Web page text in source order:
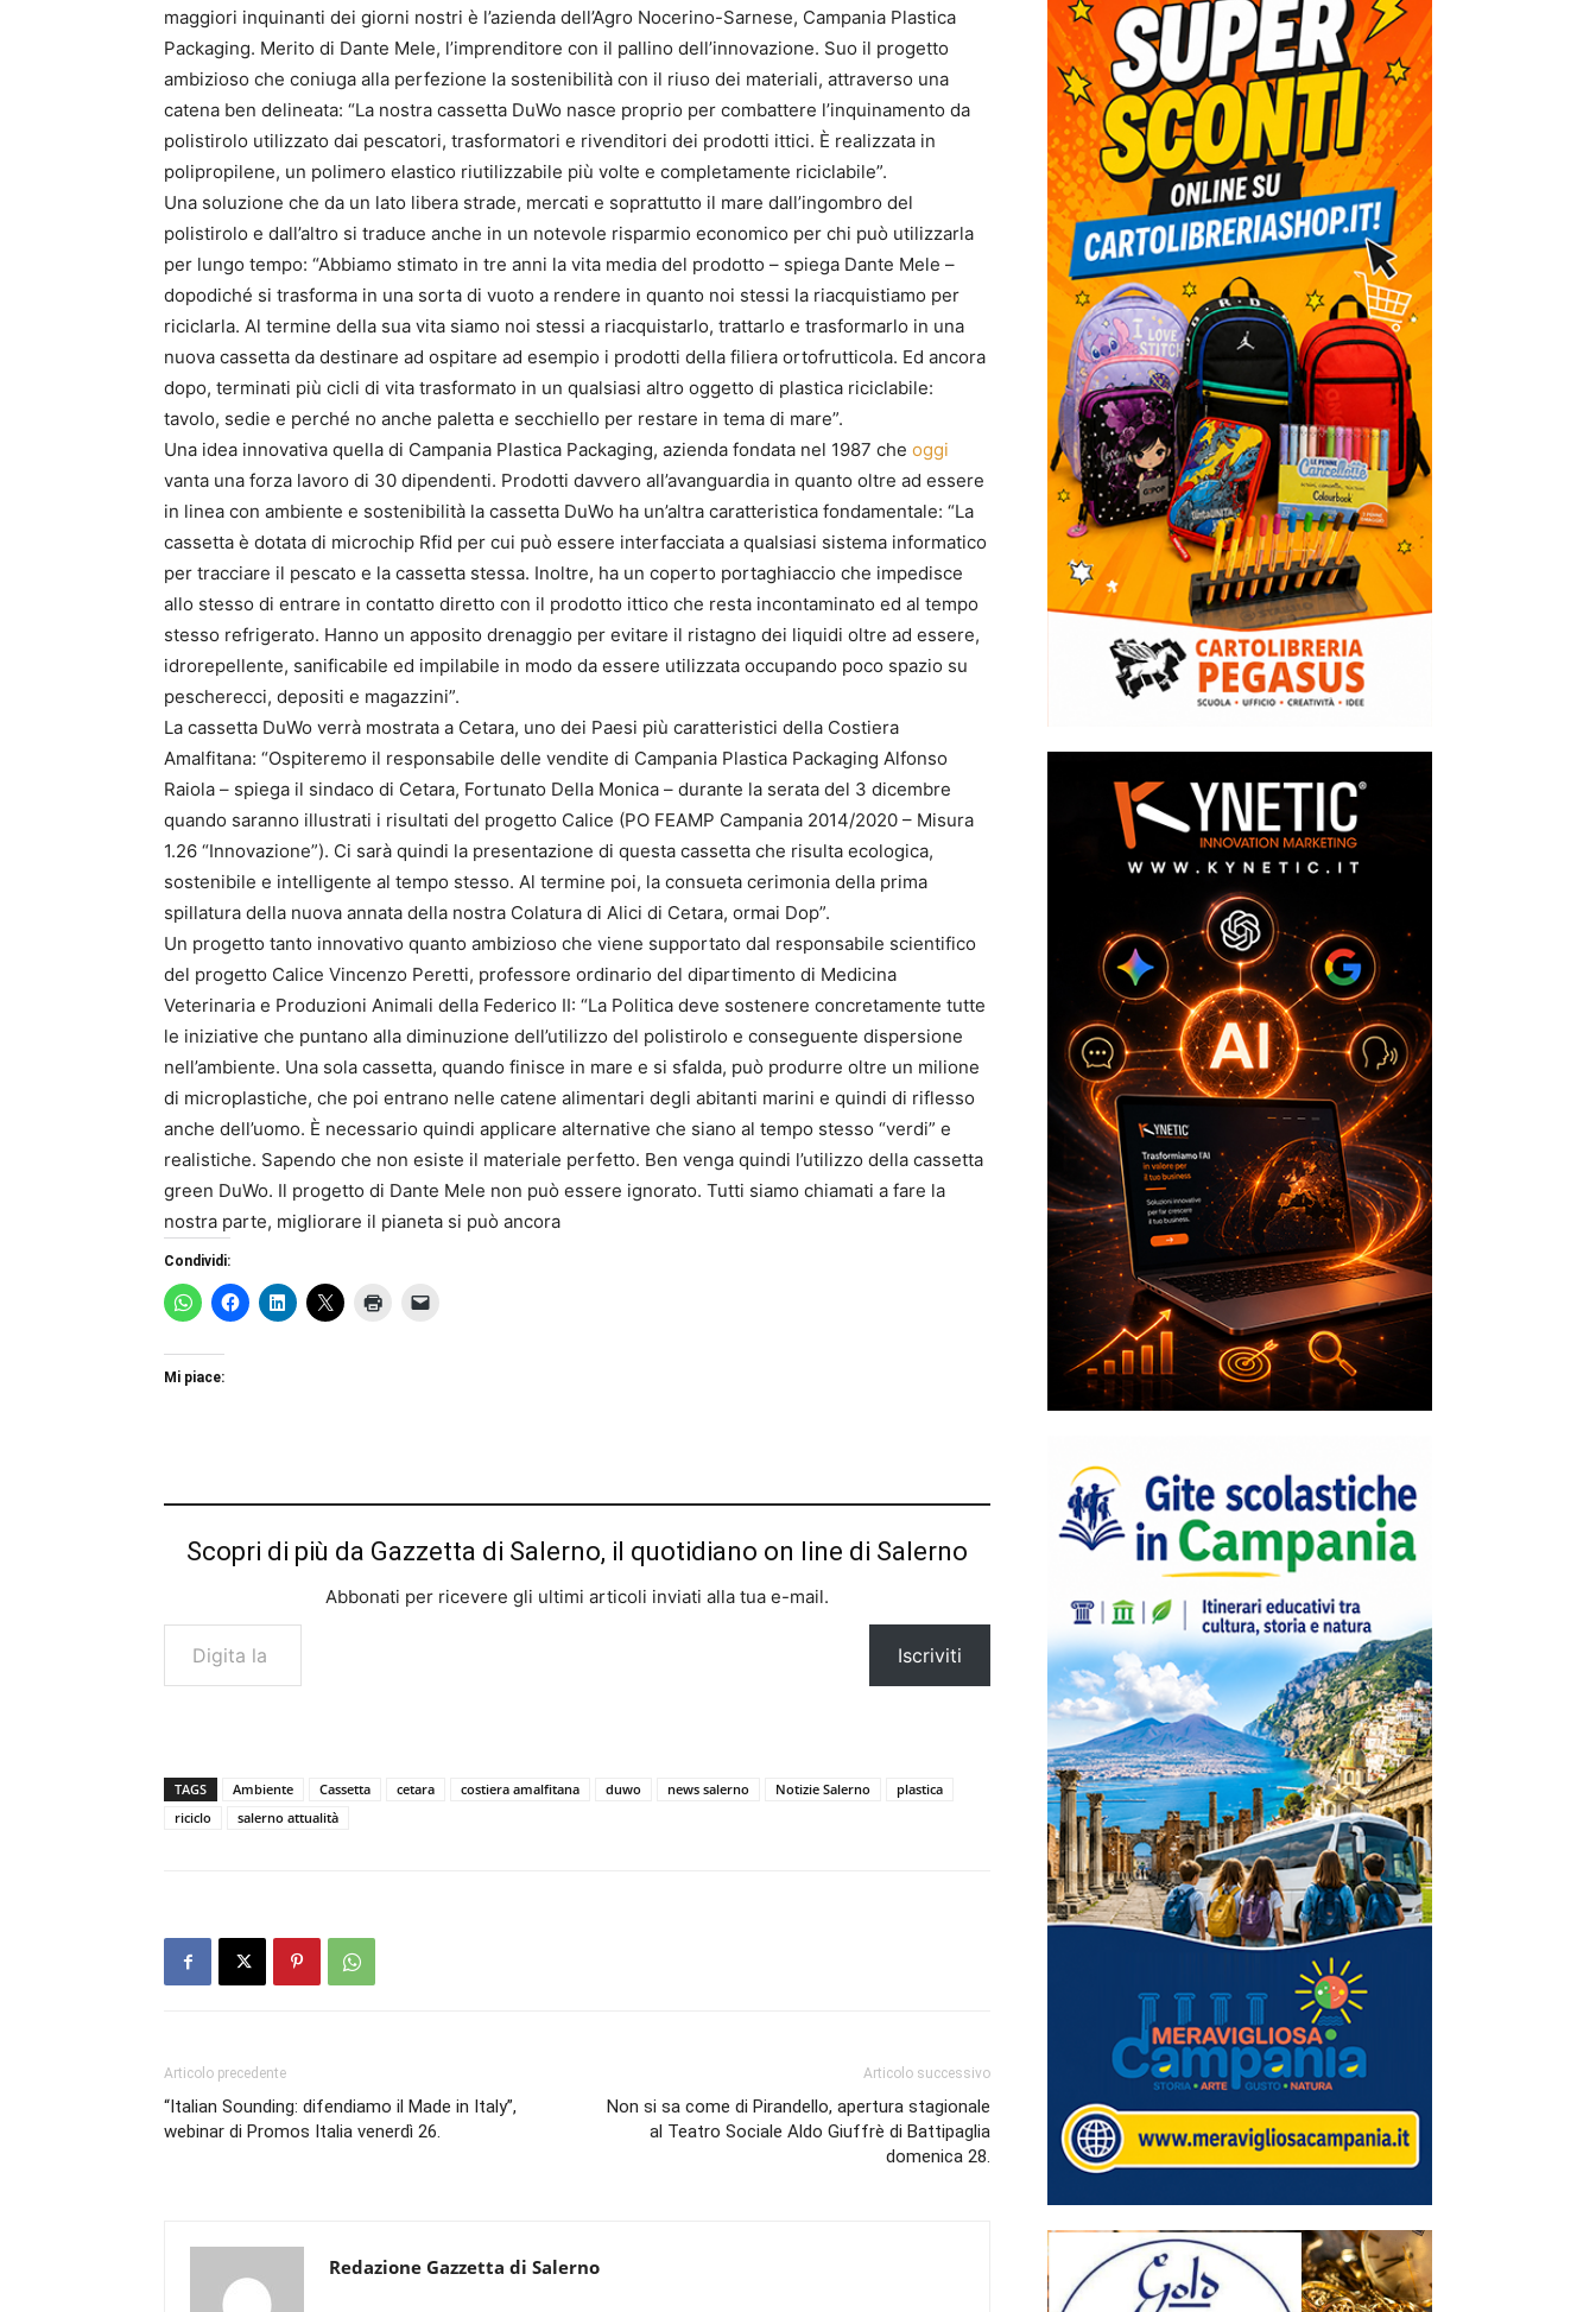
maggiori inquinanti dei giorni nostri è l’azienda dell’Agro Nocerino-Sarnese, Campania Plastica
Packaging. Merito di Dante Mele, l’imprenditore con il pallino dell’innovazione. Suo il progetto
ambizioso che coniuga alla perfezione la sostenibilità con il riuso dei materiali, attraverso una
catena ben delineata: “La nostra cassetta DuWo nasce proprio per combattere l’inquinamento da
polistirolo utilizzato dai pescatori, trasformatori e rivenditori dei prodotti ittici. È realizzata in
polipropilene, un polimero elastico riutilizzabile più volte e completamente riciclabile”.
Una soluzione che da un lato libera strade, mercati e soprattutto il mare dall’ingombro del
polistirolo e dall’altro si traduce anche in un notevole risparmio economico per chi può utilizzarla
per lungo tempo: “Abbiamo stimato in tre anni la vita media del prodotto – spiega Dante Mele –
dopodiché si trasforma in una sorta di vuoto a rendere in quanto noi stessi la riacquistiamo per
riciclarla. Al termine della sua vita siamo noi stessi a riacquistarlo, trattarlo e trasformarlo in una
nuova cassetta da destinare ad ospitare ad esempio i prodotti della filiera ortofrutticola. Ed ancora
dopo, terminati più cicli di vita trasformato in un qualsiasi altro oggetto di plastica riciclabile:
tavolo, sedie e perché no anche paletta e secchiello per restare in tema di mare”.
Una idea innovativa quella di Campania Plastica Packaging, azienda fondata nel 1987 che oggi
vanta una forza lavoro di 30 dipendenti. Prodotti davvero all’avanguardia in quanto oltre ad essere
in linea con ambiente e sostenibilità la cassetta DuWo ha un’altra caratteristica fondamentale: “La
cassetta è dotata di microchip Rfid per cui può essere interfacciata a qualsiasi sistema informatico
per tracciare il pescato e la cassetta stessa. Inoltre, ha un coperto portaghiaccio che impedisce
allo stesso di entrare in contatto diretto con il prodotto ittico che resta incontaminato ed al tempo
stesso refrigerato. Hanno un apposito drenaggio per evitare il ristagno dei liquidi oltre ad essere,
idrorepellente, sanificabile ed impilabile in modo da essere utilizzata occupando poco spazio su
pescherecci, depositi e magazzini”.
La cassetta DuWo verrà mostrata a Cetara, uno dei Paesi più caratteristici della Costiera
Amalfitana: “Ospiteremo il responsabile delle vendite di Campania Plastica Packaging Alfonso
Raiola – spiega il sindaco di Cetara, Fortunato Della Monica – durante la serata del 3 dicembre
quando saranno illustrati i risultati del progetto Calice (PO FEAMP Campania 2014/2020 – Misura
1.26 “Innovazione”). Ci sarà quindi la presentazione di questa cassetta che risulta ecologica,
sostenibile e intelligente al tempo stesso. Al termine poi, la consueta cerimonia della prima
spillatura della nuova annata della nostra Colatura di Alici di Cetara, ormai Dop”.
Un progetto tanto innovativo quanto ambizioso che viene supportato dal responsabile scientifico
del progetto Calice Vincenzo Peretti, professore ordinario del dipartimento di Medicina
Veterinaria e Produzioni Animali della Federico II: “La Politica deve sostenere concretamente tutte
le iniziative che puntano alla diminuzione dell’utilizzo del polistirolo e conseguente dispersione
nell’ambiente. Una sola cassetta, quando finisce in mare e si sfalda, può produrre oltre un milione
di microplastiche, che poi entrano nelle catene alimentari degli abitanti marini e quindi di riflesso
anche dell’uomo. È necessario quindi applicare alternative che siano al tempo stesso “verdi” e
realistiche. Sapendo che non esiste il materiale perfetto. Ben venga quindi l’utilizzo della cassetta
green DuWo. Il progetto di Dante Mele non può essere ignorato. Tutti siamo chiamati a fare la
nostra parte, migliorare il pianeta si può ancora
Condividi:
Mi piace:
Scopri di più da Gazzetta di Salerno, il quotidiano on line di Salerno
Abbonati per ricevere gli ultimi articoli inviati alla tua e-mail.
Digita la tua e-mail...
Iscriviti
TAGS Ambiente Cassetta cetara costiera amalfitana duwo news salerno Notizie Salerno
plastica
riciclo
salerno attualità
Articolo precedente
“Italian Sounding: difendiamo il Made in Italy”,
webinar di Promos Italia venerdì 26.
Articolo successivo
Non si sa come di Pirandello, apertura stagionale
al Teatro Sociale Aldo Giuffrè di Battipaglia
domenica 28.
Redazione Gazzetta di Salerno